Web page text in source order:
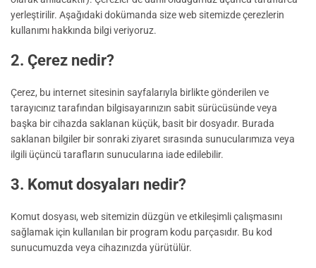
yerleştirilir. Aşağıdaki dokümanda size web sitemizde çerezlerin
kullanımı hakkında bilgi veriyoruz.
2. Çerez nedir?
Çerez, bu internet sitesinin sayfalarıyla birlikte gönderilen ve
tarayıcınız tarafından bilgisayarınızın sabit sürücüsünde veya
başka bir cihazda saklanan küçük, basit bir dosyadır. Burada
saklanan bilgiler bir sonraki ziyaret sırasında sunucularımıza veya
ilgili üçüncü tarafların sunucularına iade edilebilir.
3. Komut dosyaları nedir?
Komut dosyası, web sitemizin düzgün ve etkileşimli çalışmasını
sağlamak için kullanılan bir program kodu parçasıdır. Bu kod
sunucumuzda veya cihazınızda yürütülür.